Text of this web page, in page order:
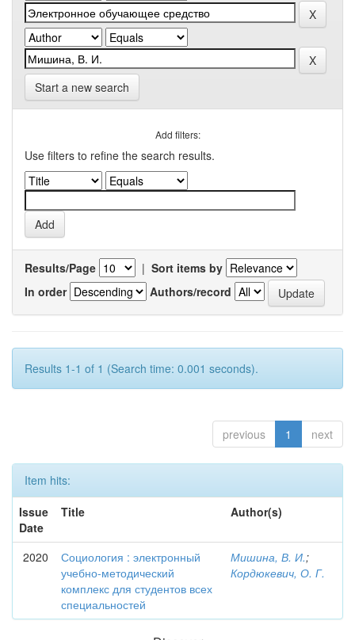
Start a new search
Add filters:
Use filters to refine the search results.
Results/Page | Sort items by
In order
Authors/record
Results 1-1 of 1 (Search time: 0.001 seconds).
previous 1 next
Item hits:
Issue
Date
Title Author(s)
2020
Социология : электронный
учебно-методический
комплекс для студентов всех
специальностей
Мишина, В. И.;
Кордюкевич, О. Г.